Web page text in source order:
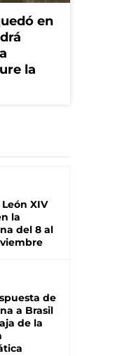
en
la
XIV
la
del 8 al
de
a Brasil
de la